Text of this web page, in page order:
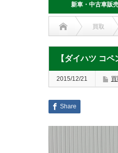
新車・中古車販
買取
【ダイハツ コ
2015/12/21
Share